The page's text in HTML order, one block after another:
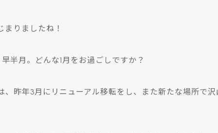
りましたね！
半月。どんな1月をお過ごしですか？
、昨年3月にリニューアル移転をし、また新たな場所で